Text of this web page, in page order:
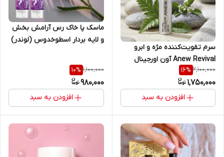
سرم تقویت‌کننده مژه و ابرو
Anew Revival آون اورجینال
2,100,000
16%
1,750,000
افزودن به سبد
ماسک پا خاک رس آرامش بخش
و لایه بردار اسطوخدوس (لوندر)
1,100,000
10%
980,000
افزودن به سبد